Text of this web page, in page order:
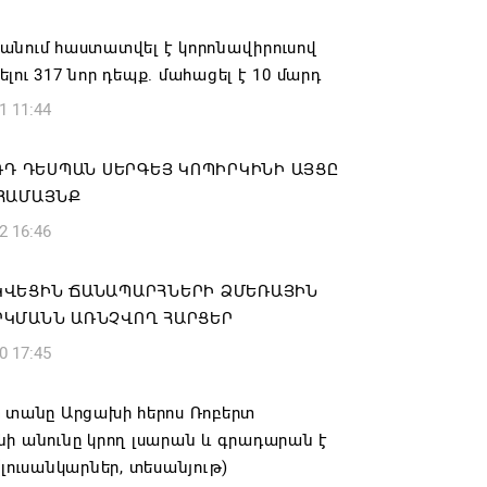
Բելառուսին պակասում է այն
համակարգը, որը կար խորհրդային
17:16
ինքնաբացարկ է հայտնել
16:55
հաստատվել է կորոնավիրուսով
317 նոր դեպք. մահացել է 10 մարդ
11:44
ԴԵՍՊԱՆ ՍԵՐԳԵՅ ԿՈՊԻՐԿԻՆԻ ԱՅՑԸ
16:46
ՃԱՆԱՊԱՐՀՆԵՐԻ ՁՄԵՌԱՅԻՆ
ԱՌՆՉՎՈՂ ՀԱՐՑԵՐ
17:45
տանը Արցախի հերոս Ռոբերտ
անունը կրող լսարան և գրադարան է
տեսանյութ)